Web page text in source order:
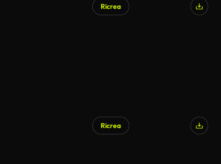
Ricrea
Ricrea